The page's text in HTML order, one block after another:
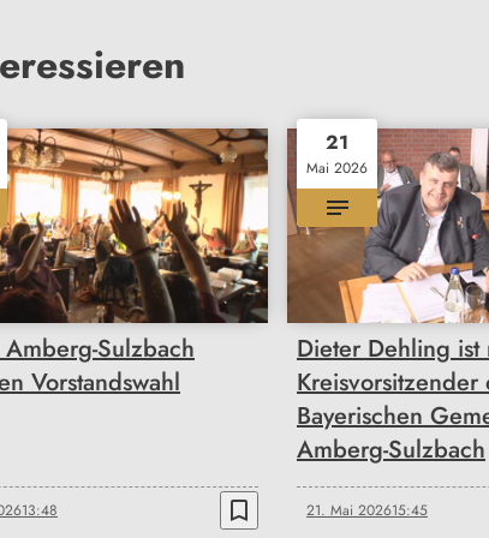
Sulzbach
Vorstandswahl
13:48 bookmark_border
21
Mai 2026
Dieter Dehling ist
Kreisvorsitzender
Bayerischen
Amberg-Sulzbach
21. Mai 202615:45